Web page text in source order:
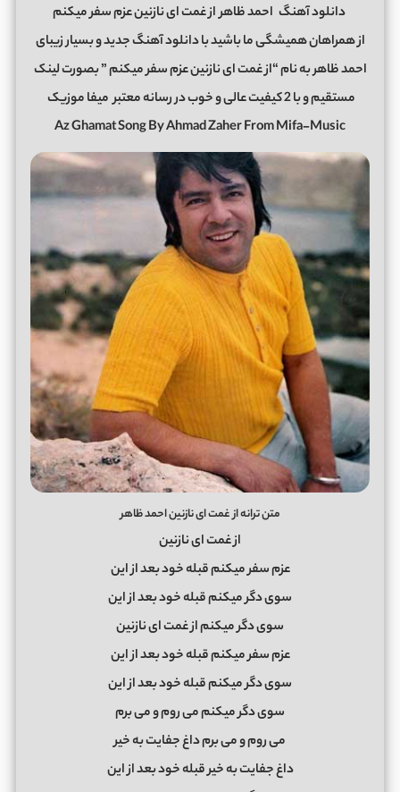
دانلود آهنگ احمد ظاهر از غمت ای نازنین عزم سفر میکنم
از همراهان همیشگی ما باشید با دانلود آهنگ جدید و بسیار زیبای
احمد ظاهر به نام “از غمت ای نازنین عزم سفر میکنم ” بصورت لینک
مستقیم و با 2 کیفیت عالی و خوب در رسانه معتبر
میفا موزیک
Az Ghamat Song By Ahmad Zaher From Mifa-Music
متن ترانه از غمت ای نازنین احمد ظاهر
از ﻏﻤﺖ ای ﻧﺎزﻧﻴﻦ
ﻋﺰم ﺳﻔﺮ ﻣﻴﻜﻨﻢ ﻗﺒﻠﻪ ﺧﻮد ﺑﻌﺪ از اﻳﻦ
ﺳﻮی دﮔﺮ ﻣﻴﻜﻨﻢ ﻗﺒﻠﻪ ﺧﻮد ﺑﻌﺪ از اﻳﻦ
ﺳﻮی دﮔﺮ ﻣﻴﻜﻨﻢ از ﻏﻤﺖ ای ﻧﺎزﻧﻴﻦ
ﻋﺰم ﺳﻔﺮ ﻣﻴﻜﻨﻢ ﻗﺒﻠﻪ ﺧﻮد ﺑﻌﺪ از اﻳﻦ
ﺳﻮی دﮔﺮ ﻣﻴﻜﻨﻢ ﻗﺒﻠﻪ ﺧﻮد ﺑﻌﺪ از اﻳﻦ
ﺳﻮی دﮔﺮ ﻣﻴﻜﻨﻢ ﻣﻰ روم و ﻣﻰ ﺑﺮم
ﻣﻰ روم و ﻣﻰ ﺑﺮم داغ ﺟﻔﺎﻳﺖ ﺑﻪ ﺧﻴﺮ
داغ ﺟﻔﺎﻳﺖ ﺑﻪ ﺧﻴﺮ ﻗﺒﻠﻪ ﺧﻮد ﺑﻌﺪ از اﻳﻦ